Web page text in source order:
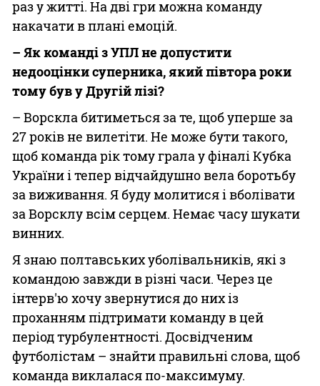
раз у житті. На дві гри можна команду
накачати в плані емоцій.
– Як команді з УПЛ не допустити
недооцінки суперника, який півтора роки
тому був у Другій лізі?
– Ворскла битиметься за те, щоб уперше за
27 років не вилетіти. Не може бути такого,
щоб команда рік тому грала у фіналі Кубка
України і тепер відчайдушно вела боротьбу
за виживання. Я буду молитися і вболівати
за Ворсклу всім серцем. Немає часу шукати
винних.
Я знаю полтавських уболівальників, які з
командою завжди в різні часи. Через це
інтерв'ю хочу звернутися до них із
проханням підтримати команду в цей
період турбулентності. Досвідченим
футболістам – знайти правильні слова, щоб
команда виклалася по-максимуму.